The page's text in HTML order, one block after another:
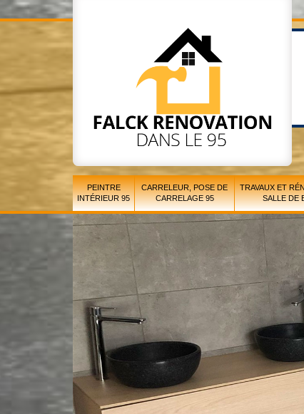
PEINTRE
INTÉRIEUR 95
CARRELEUR, POSE DE
CARRELAGE 95
TRAVAUX ET
SALLE DE